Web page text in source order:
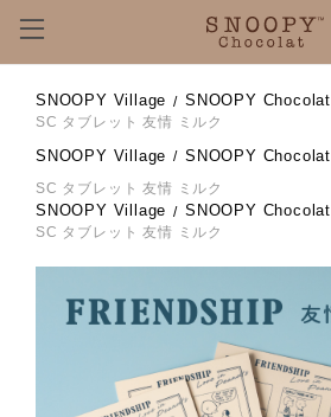
SNOOPY Village SNOOPY Chocolat
SC タブレット 友情 ミルク
SNOOPY Village SNOOPY Chocolat
SC タブレット 友情 ミルク
SNOOPY Village SNOOPY Chocolat
SC タブレット 友情 ミルク